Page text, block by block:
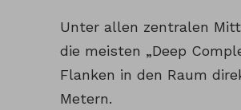
Unter allen zentralen
die meisten „Deep
Flanken in den Raum
Metern.